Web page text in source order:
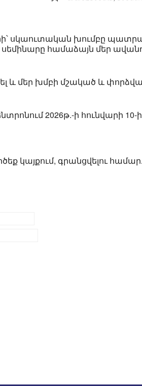
սկաուտական խումբը
համաձայն մեր
և մեր խմբի մշակած և
2026թ.-ի հունվարի 10-
կայքում, գրանցվելու համար.